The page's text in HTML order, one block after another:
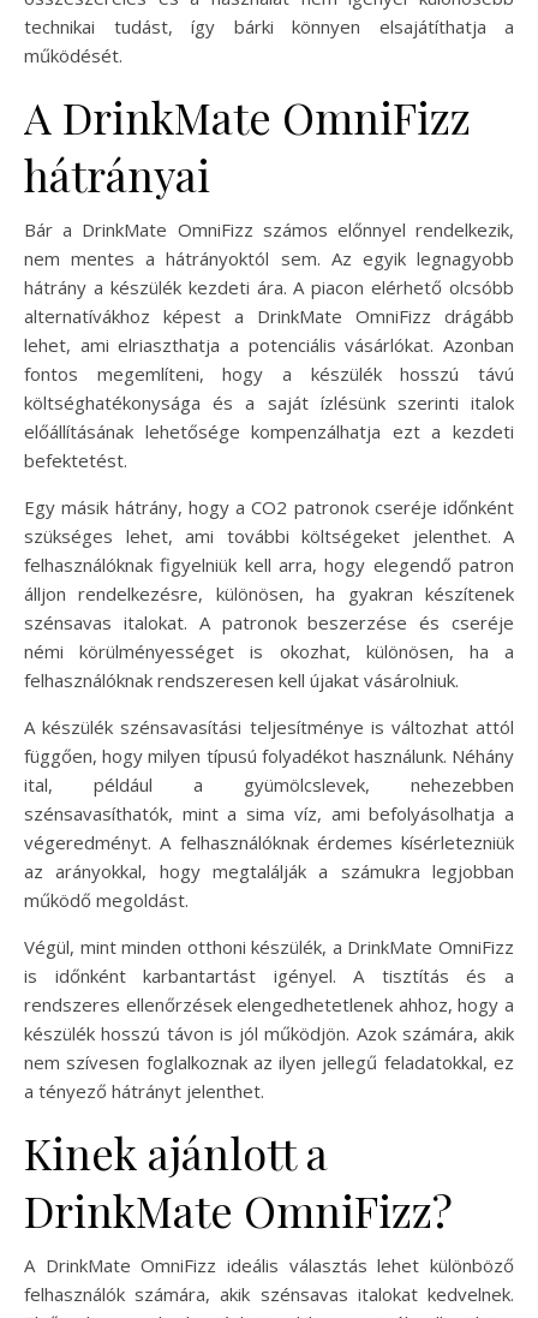
technikai tudást, így bárki könnyen elsajátíthatja a
működését.
A DrinkMate OmniFizz
hátrányai
Bár a DrinkMate OmniFizz számos előnnyel rendelkezik,
nem mentes a hátrányoktól sem. Az egyik legnagyobb
hátrány a készülék kezdeti ára. A piacon elérhető olcsóbb
alternatívákhoz képest a DrinkMate OmniFizz drágább
lehet, ami elriaszthatja a potenciális vásárlókat. Azonban
fontos megemlíteni, hogy a készülék hosszú távú
költséghatékonysága és a saját ízlésünk szerinti italok
előállításának lehetősége kompenzálhatja ezt a kezdeti
befektetést.
Egy másik hátrány, hogy a CO2 patronok cseréje időnként
szükséges lehet, ami további költségeket jelenthet. A
felhasználóknak figyelniük kell arra, hogy elegendő patron
álljon rendelkezésre, különösen, ha gyakran készítenek
szénsavas italokat. A patronok beszerzése és cseréje
némi körülményességet is okozhat, különösen, ha a
felhasználóknak rendszeresen kell újakat vásárolniuk.
A készülék szénsavasítási teljesítménye is változhat attól
függően, hogy milyen típusú folyadékot használunk. Néhány
ital, például a gyümölcslevek, nehezebben
szénsavasíthatók, mint a sima víz, ami befolyásolhatja a
végeredményt. A felhasználóknak érdemes kísérletezniük
az arányokkal, hogy megtalálják a számukra legjobban
működő megoldást.
Végül, mint minden otthoni készülék, a DrinkMate OmniFizz
is időnként karbantartást igényel. A tisztítás és a
rendszeres ellenőrzések elengedhetetlenek ahhoz, hogy a
készülék hosszú távon is jól működjön. Azok számára, akik
nem szívesen foglalkoznak az ilyen jellegű feladatokkal, ez
a tényező hátrányt jelenthet.
Kinek ajánlott a
DrinkMate OmniFizz?
A DrinkMate OmniFizz ideális választás lehet különböző
felhasználók számára, akik szénsavas italokat kedvelnek.